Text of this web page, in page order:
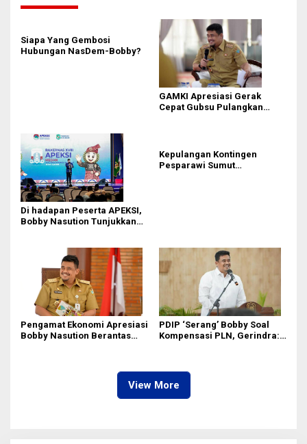
Siapa Yang Gembosi
Hubungan NasDem-Bobby?
GAMKI Apresiasi Gerak
Cepat Gubsu Pulangkan
Di hadapan Peserta APEKSI,
Bobby Nasution Tunjukkan
Kepulangan Kontingen
Pesparawi Sumut
Pengamat Ekonomi Apresiasi
Bobby Nasution Berantas
PDIP ‘Serang’ Bobby Soal
Kompensasi PLN, Gerindra:
View More